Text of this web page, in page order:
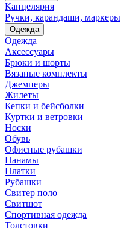
Канцелярия
Ручки, карандаши, маркеры
Одежда
Одежда
Аксессуары
Брюки и шорты
Вязаные комплекты
Джемперы
Жилеты
Кепки и бейсболки
Куртки и ветровки
Носки
Обувь
Офисные рубашки
Панамы
Платки
Рубашки
Свитер поло
Свитшот
Спортивная одежда
Толстовки